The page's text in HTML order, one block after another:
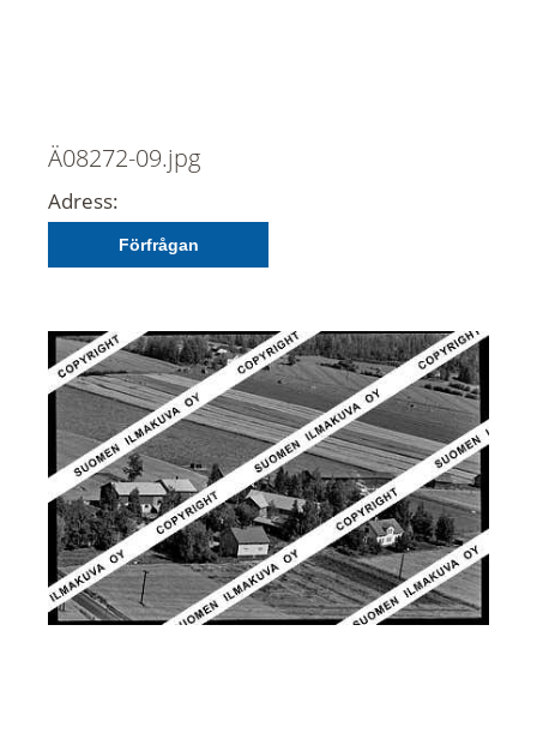
Ä08272-09.jpg
Adress:
Förfrågan